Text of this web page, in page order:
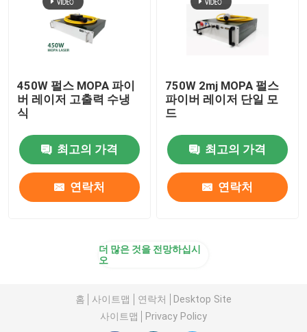
450W 펄스 MOPA 파이
버 레이저 고출력 수냉
식
최고의 가격
연락처
750W 2mj MOPA 펄스
파이버 레이저 단일 모
드
최고의 가격
연락처
더 많은 것을 전망하십시
오
홈 사이트맵 연락처
Desktop Site
사이트맵
Privacy Policy